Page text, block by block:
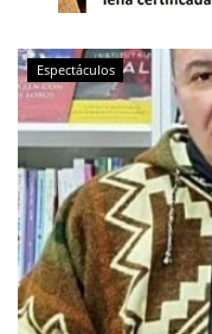
Espectáculos